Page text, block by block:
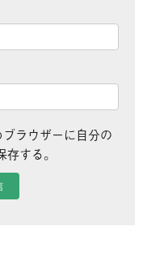
ラウザーに自分の
する。